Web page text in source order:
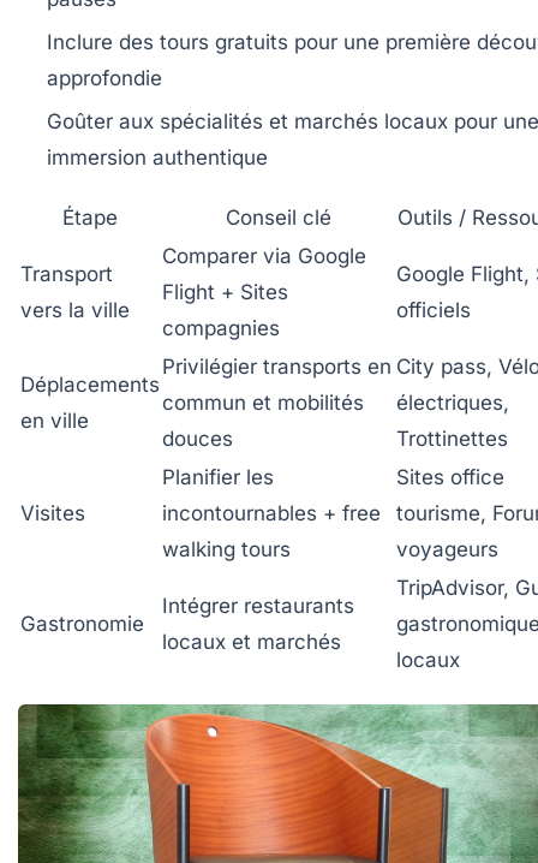
Inclure des tours gratuits pour une première
approfondie
Goûter aux spécialités et marchés locaux pour une
immersion authentique
Étape Conseil clé Outils /
Transport
vers la ville
Comparer via Google
Flight + Sites
compagnies
Google Flight,
officiels
Déplacements
en ville
Privilégier transports en
commun et mobilités
douces
City pass,
électriques,
Trottinettes
Visites
Planifier les
incontournables + free
walking tours
Sites office
tourisme,
voyageurs
Gastronomie
Intégrer restaurants
locaux et marchés
TripAdvisor,
locaux